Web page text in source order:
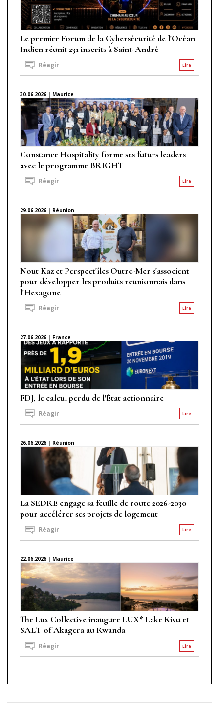
Le premier Forum de la Cybersécurité de l'Océan
Indien réunit 231 inscrits à Saint-André
Lire
Réagir
30.06.2026 | Maurice
Constance Hospitality forme ses futurs leaders
avec le programme BRIGHT
Lire
Réagir
29.06.2026 | Réunion
Nout Kaz et Perspect'îles Outre-Mer s'associent
pour développer les produits réunionnais dans
l'Hexagone
Lire
Réagir
27.06.2026 | France
FDJ, le calcul perdu de l'État actionnaire
Lire
Réagir
26.06.2026 | Réunion
La SEDRE engage sa feuille de route 2026-2030
pour accélérer ses projets de logement
Lire
Réagir
22.06.2026 | Maurice
The Lux Collective inaugure LUX* Lake Kivu et
SALT of Akagera au Rwanda
Lire
Réagir